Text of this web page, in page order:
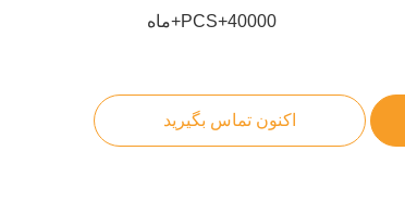
40000+PCS+ماه
اکنون تماس بگیرید